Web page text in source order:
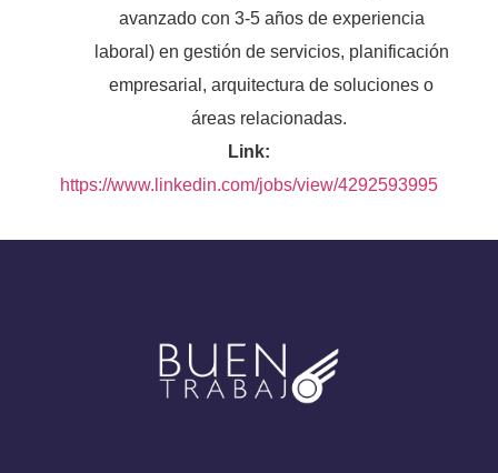
avanzado con 3-5 años de experiencia
laboral) en gestión de servicios, planificación
empresarial, arquitectura de soluciones o
áreas relacionadas.
Link:
https://www.linkedin.com/jobs/view/4292593995